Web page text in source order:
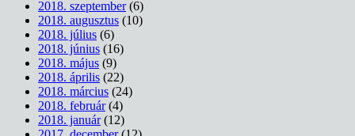
2018. szeptember(6)
2018. augusztus (10)
2018. július (6)
2018. június (16)
2018. május (9)
2018. április (22)
2018. március (24)
2018. február(4)
2018. január(12)